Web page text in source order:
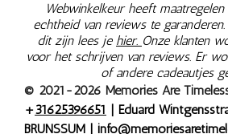
Webwinkelkeur heeft
echtheid van reviews te
dit zijn lees je hier. Onze klanten
voor het schrijven van reviews. Er
of andere cadeautjes
© 2021-2026 Memories Are
+31625396651 | Eduard
BRUNSSUM |